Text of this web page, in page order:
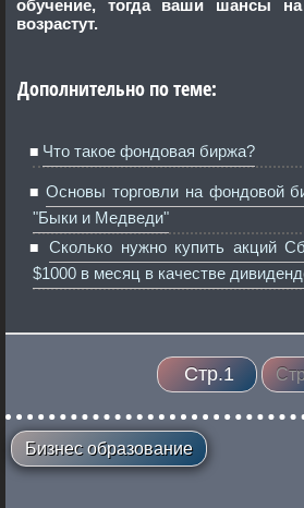
обучение, тогда ваши шансы на
возрастут.
Дополнительно по теме:
Что такое фондовая биржа?
Основы торговли на фондовой
"Быки и Медведи"
Cколько нужно купить акций
$1000 в месяц в качестве
Стр.1
Бизнес образование